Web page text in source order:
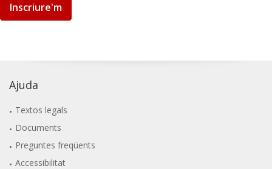
Inscriure'm
Ajuda
Textos legals
Documents
Preguntes freqüents
Accessibilitat